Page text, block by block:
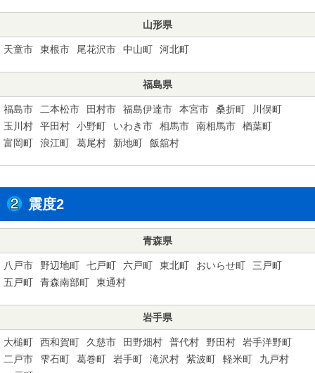
山形県
天童市 東根市 尾花沢市 中山町 河北町
福島県
福島市 二本松市 田村市 福島伊達市 本宮市 桑折町
川俣町
玉川村
平田村 小野町 いわき市 相馬市 南相馬市
楢葉町
富岡町
浪江町 葛尾村 新地町 飯舘村
震度2
青森県
八戸市 野辺地町 七戸町 六戸町 東北町 おいらせ町
三戸町
五戸町
青森南部町 東通村
岩手県
大槌町 西和賀町 久慈市 田野畑村 普代村 野田村
岩手洋野町
二戸市
雫石町 葛巻町 岩手町 滝沢村 紫波町 軽米町
九戸村